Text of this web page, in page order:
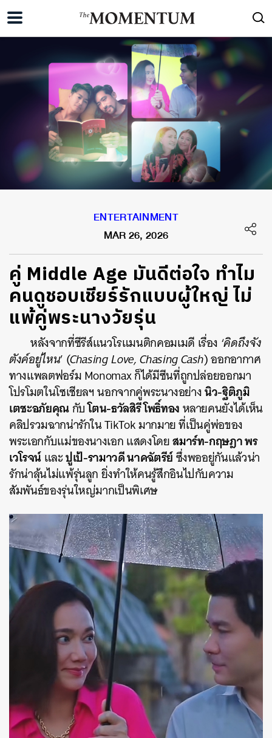
ENTERTAINMENT
MAR 26, 2026
คู่ Middle Age มันดีต่อใจ ทำไม
คนดูชอบเชียร์รักแบบผู้ใหญ่ ไม่
แพ้คู่พระนางวัยรุ่น
หลังจากที่ซีรีส์แนวโรแมนติกคอมเมดี เรื่อง ‘คิดถึงจัง
ตังค์อยู่ไหน’ (Chasing Love, Chasing Cash) ออกอากาศ
ทางแพลตฟอร์ม Monomax ก็ได้มีซีนที่ถูกปล่อยออกมา
โปรโมตในโซเชียลฯ นอกจากคู่พระนางอย่างนิว-ฐิติภูมิ
เตชะอภัยคุณกับโตน-ธวัลสิรี โพธิ์ทองหลายคนยังได้เห็น
คลิปรวมฉากน่ารักใน TikTok มากมาย ที่เป็นคู่พ่อของ
พระเอกกับแม่ของนางเอก แสดงโดยสมาร์ท-กฤษฎา พร
เวโรจน์และปูเป้-รามาวดี นาคฉัตรีย์ซึ่งพออยู่กันแล้วน่า
รักน่าลุ้นไม่แพ้รุ่นลูก ยิ่งทำให้คนรู้สึกอินไปกับความ
สัมพันธ์ของรุ่นใหญ่มากเป็นพิเศษ